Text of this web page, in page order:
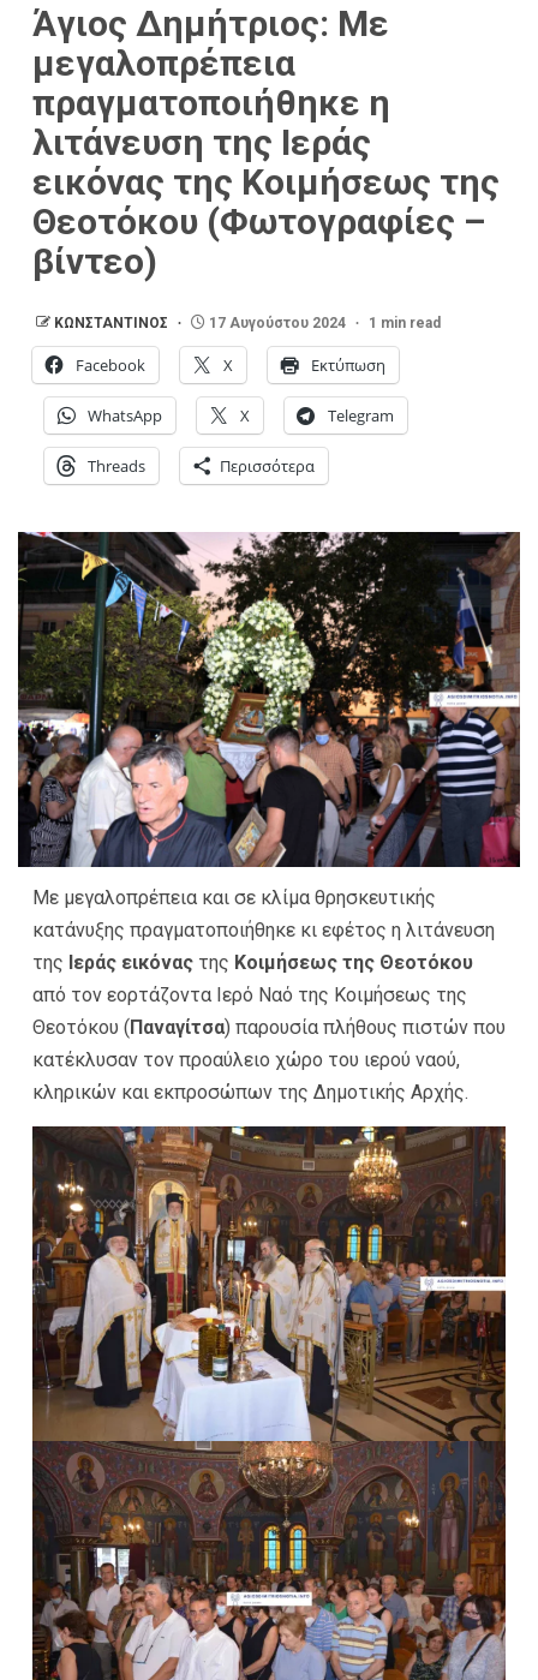
Άγιος Δημήτριος: Με
μεγαλοπρέπεια
πραγματοποιήθηκε η
λιτάνευση της Ιεράς
εικόνας της Κοιμήσεως της
Θεοτόκου (Φωτογραφίες –
βίντεο)
ΚΩΝΣΤΑΝΤΙΝΟΣ 17 Αυγούστου 2024 1 min read
Facebook X Εκτύπωση
WhatsApp X Telegram
Threads Περισσότερα
Με μεγαλοπρέπεια και σε κλίμα θρησκευτικής
κατάνυξης πραγματοποιήθηκε κι εφέτος η λιτάνευση
της Ιεράς εικόνας της Κοιμήσεως της Θεοτόκου
από τον εορτάζοντα Ιερό Ναό της Κοιμήσεως της
Θεοτόκου (Παναγίτσα) παρουσία πλήθους πιστών που
κατέκλυσαν τον προαύλειο χώρο του ιερού ναού,
κληρικών και εκπροσώπων της Δημοτικής Αρχής.